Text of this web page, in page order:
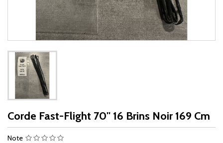
Corde Fast-Flight 70'' 16 Brins Noir 169 Cm
Note